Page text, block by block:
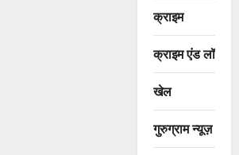
क्राइम
क्राइम एंड लॉ
खेल
गुरुग्राम न्यूज़